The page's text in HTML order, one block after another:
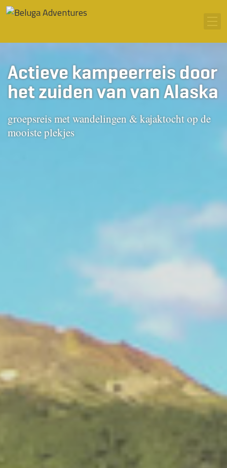
Ga naar inhoud
Actieve kampeerreis door
het zuiden van van Alaska
groepsreis met wandelingen & kajaktocht op de
mooiste plekjes